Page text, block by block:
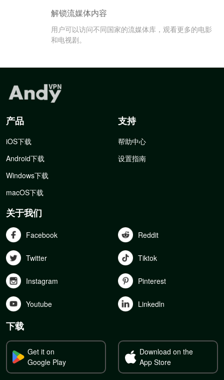
解锁流媒体内容
用户可以访问不同国家的流媒体库，观看更多的电影
和电视剧。
产品
iOS下载
Android下载
Windows下载
macOS下载
支持
帮助中心
设置指南
关于我们
Facebook Reddit
Twitter Tiktok
Instagram Pinterest
Youtube Linkedln
下载
Get it on
Google Play
Download on the
App Store